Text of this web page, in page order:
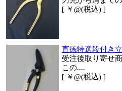
[ ￥@(税込) ]
直徳特選段付き
受注後取り寄せ
この....
[ ￥@(税込) ]